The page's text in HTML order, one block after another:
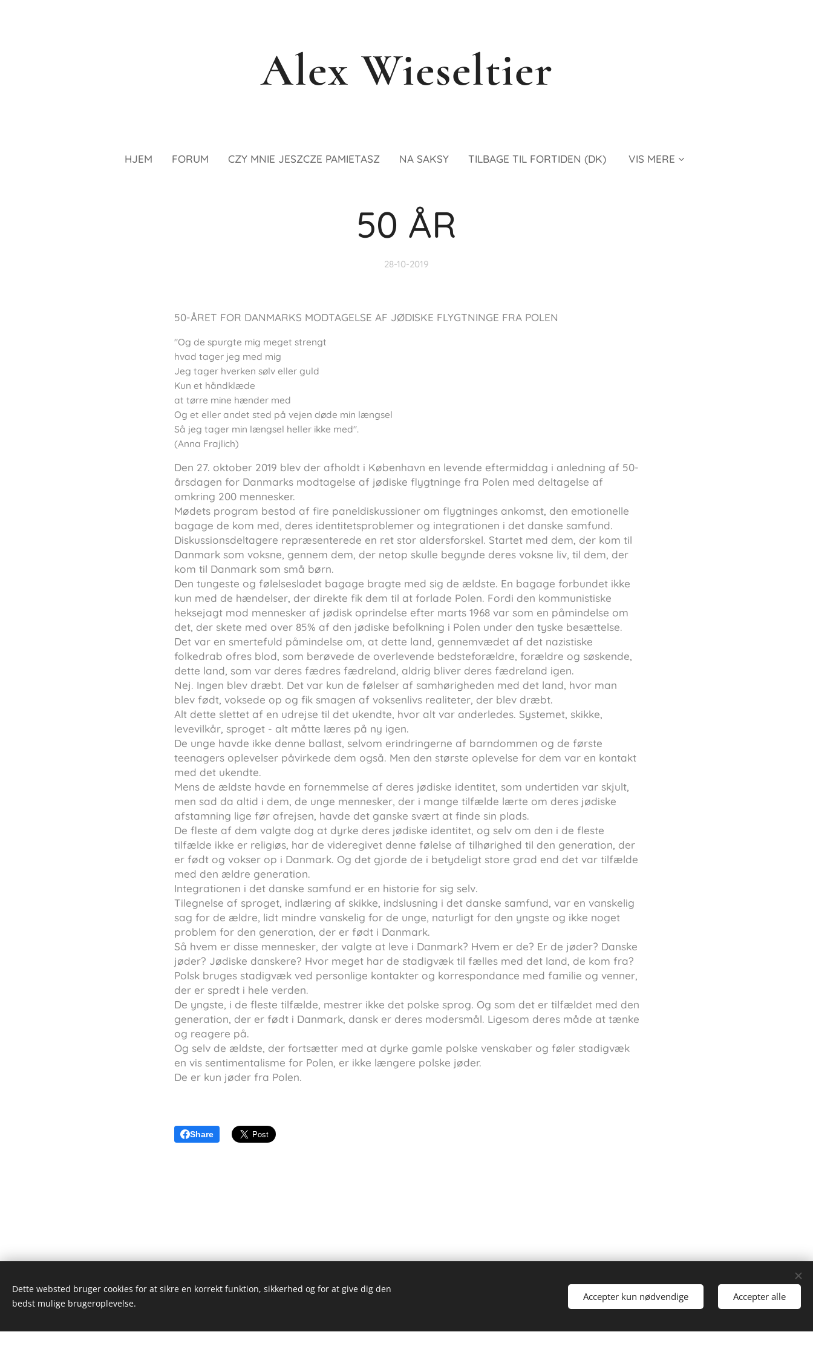
Alex Wieseltier
HJEM FORUM CZY MNIE JESZCZE PAMIETASZ NA SAKSY TILBAGE TIL FORTIDEN (DK) VIS MERE
50 ÅR
28-10-2019
50-ÅRET FOR DANMARKS MODTAGELSE AF JØDISKE FLYGTNINGE FRA POLEN
"Og de spurgte mig meget strengt
hvad tager jeg med mig
Jeg tager hverken sølv eller guld
Kun et håndklæde
at tørre mine hænder med
Og et eller andet sted på vejen døde min længsel
Så jeg tager min længsel heller ikke med".
(Anna Frajlich)
Den 27. oktober 2019 blev der afholdt i København en levende eftermiddag i anledning af 50-
årsdagen for Danmarks modtagelse af jødiske flygtninge fra Polen med deltagelse af
omkring 200 mennesker.
Mødets program bestod af fire paneldiskussioner om flygtninges ankomst, den emotionelle
bagage de kom med, deres identitetsproblemer og integrationen i det danske samfund.
Diskussionsdeltagere repræsenterede en ret stor aldersforskel. Startet med dem, der kom til
Danmark som voksne, gennem dem, der netop skulle begynde deres voksne liv, til dem, der
kom til Danmark som små børn.
Den tungeste og følelsesladet bagage bragte med sig de ældste. En bagage forbundet ikke
kun med de hændelser, der direkte fik dem til at forlade Polen. Fordi den kommunistiske
heksejagt mod mennesker af jødisk oprindelse efter marts 1968 var som en påmindelse om
det, der skete med over 85% af den jødiske befolkning i Polen under den tyske besættelse.
Det var en smertefuld påmindelse om, at dette land, gennemvædet af det nazistiske
folkedrab ofres blod, som berøvede de overlevende bedsteforældre, forældre og søskende,
dette land, som var deres fædres fædreland, aldrig bliver deres fædreland igen.
Nej. Ingen blev dræbt. Det var kun de følelser af samhørigheden med det land, hvor man
blev født, voksede op og fik smagen af voksenlivs realiteter, der blev dræbt.
Alt dette slettet af en udrejse til det ukendte, hvor alt var anderledes. Systemet, skikke,
levevilkår, sproget - alt måtte læres på ny igen.
De unge havde ikke denne ballast, selvom erindringerne af barndommen og de første
teenagers oplevelser påvirkede dem også. Men den største oplevelse for dem var en kontakt
med det ukendte.
Mens de ældste havde en fornemmelse af deres jødiske identitet, som undertiden var skjult,
men sad da altid i dem, de unge mennesker, der i mange tilfælde lærte om deres jødiske
afstamning lige før afrejsen, havde det ganske svært at finde sin plads.
De fleste af dem valgte dog at dyrke deres jødiske identitet, og selv om den i de fleste
tilfælde ikke er religiøs, har de videregivet denne følelse af tilhørighed til den generation, der
er født og vokser op i Danmark. Og det gjorde de i betydeligt store grad end det var tilfælde
med den ældre generation.
Integrationen i det danske samfund er en historie for sig selv.
Tilegnelse af sproget, indlæring af skikke, indslusning i det danske samfund, var en vanskelig
sag for de ældre, lidt mindre vanskelig for de unge, naturligt for den yngste og ikke noget
problem for den generation, der er født i Danmark.
Så hvem er disse mennesker, der valgte at leve i Danmark? Hvem er de? Er de jøder? Danske
jøder? Jødiske danskere? Hvor meget har de stadigvæk til fælles med det land, de kom fra?
Polsk bruges stadigvæk ved personlige kontakter og korrespondance med familie og venner,
der er spredt i hele verden.
De yngste, i de fleste tilfælde, mestrer ikke det polske sprog. Og som det er tilfældet med den
generation, der er født i Danmark, dansk er deres modersmål. Ligesom deres måde at tænke
og reagere på.
Og selv de ældste, der fortsætter med at dyrke gamle polske venskaber og føler stadigvæk
en vis sentimentalisme for Polen, er ikke længere polske jøder.
De er kun jøder fra Polen.
Share
Alex Wieseltier - Uredte tanker
Alle rettigheder forbeholdes 2019
Drevet af Webnode
Dette websted bruger cookies for at sikre en korrekt funktion, sikkerhed og for at give dig den
bedst mulige brugeroplevelse.
Accepter kun nødvendige Accepter alle